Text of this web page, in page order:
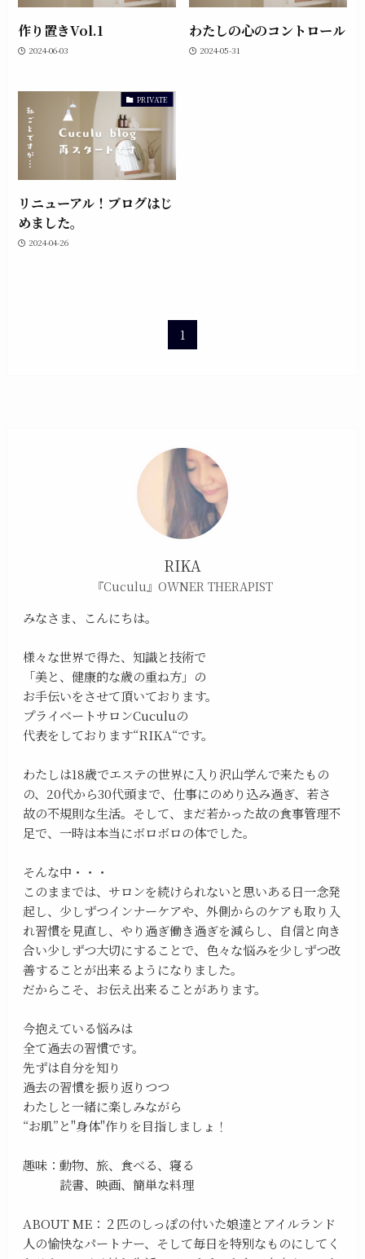
作り置きVol.1
2024-06-03
わたしの心のコントロール
2024-05-31
PRIVATE
リニューアル！ブログはじ
めました。
2024-04-26
1
RIKA
『Cuculu』OWNER THERAPIST
みなさま、こんにちは。
様々な世界で得た、知識と技術で
「美と、健康的な歳の重ね方」の
お手伝いをさせて頂いております。
プライベートサロンCuculuの
代表をしております“RIKA“です。
わたしは18歳でエステの世界に入り沢山学んで来たもの
の、20代から30代頭まで、仕事にのめり込み過ぎ、若さ
故の不規則な生活。そして、まだ若かった故の食事管理不
足で、一時は本当にボロボロの体でした。
そんな中・・・
このままでは、サロンを続けられないと思いある日一念発
起し、少しずつインナーケアや、外側からのケアも取り入
れ習慣を見直し、やり過ぎ働き過ぎを減らし、自信と向き
合い少しずつ大切にすることで、色々な悩みを少しずつ改
善することが出来るようになりました。
だからこそ、お伝え出来ることがあります。
今抱えている悩みは
全て過去の習慣です。
先ずは自分を知り
過去の習慣を振り返りつつ
わたしと一緒に楽しみながら
“お肌”と"身体"作りを目指しましょ！
趣味：動物、旅、食べる、寝る
読書、映画、簡単な料理
ABOUT ME：２匹のしっぽの付いた娘達とアイルランド
人の愉快なパートナー、そして毎日を特別なものにしてく